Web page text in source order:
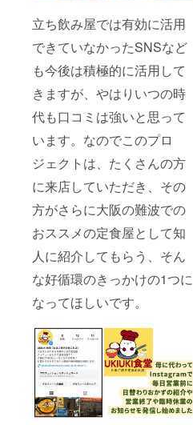
立ち飲み屋では有効に活用
できていなかったSNSなど
も今後は積極的に活用して
きますが、やはりいつの時
代も口コミは強いと思って
います。なのでこのプロ
ジェクトは、たくさんの方
に来店していただき、その
方がさらに大阪の難波での
おススメの定食屋として知
人に紹介してもらう、そん
な好循環のきっかけの1つに
なってほしいです。